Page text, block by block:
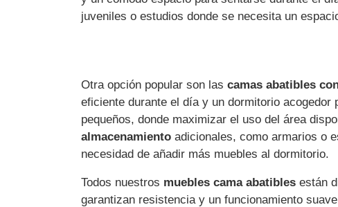
juveniles o estudios donde se necesita un
Otra opción popular son las camas abatibles
eficiente durante el día y un dormitorio
pequeños, donde maximizar el uso del área
almacenamiento adicionales, como armarios o
necesidad de añadir más muebles al dormitorio.
Todos nuestros muebles cama abatibles están
garantizan resistencia y un funcionamiento